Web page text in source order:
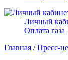
Личный
Оплата газа
Главная /Пресс-